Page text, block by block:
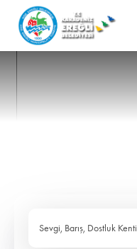
Sevgi, Barış, Dostluk Kenti